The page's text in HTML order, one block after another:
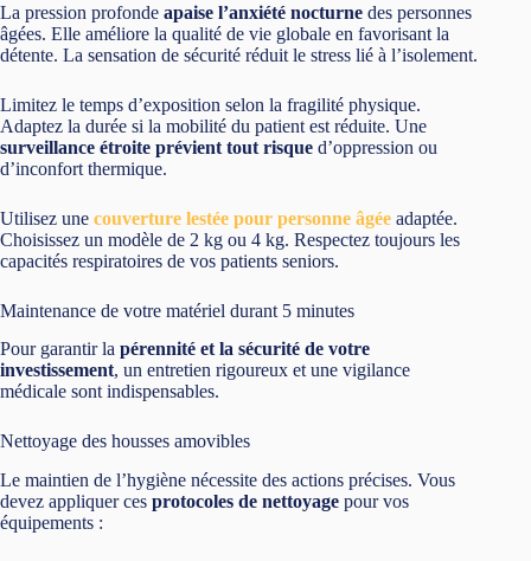
La pression profonde apaise l’anxiété nocturne des personnes
âgées. Elle améliore la qualité de vie globale en favorisant la
détente. La sensation de sécurité réduit le stress lié à l’isolement.
Limitez le temps d’exposition selon la fragilité physique.
Adaptez la durée si la mobilité du patient est réduite. Une
surveillance étroite prévient tout risque d’oppression ou
d’inconfort thermique.
Utilisez une couverture lestée pour personne âgée adaptée.
Choisissez un modèle de 2 kg ou 4 kg. Respectez toujours les
capacités respiratoires de vos patients seniors.
Maintenance de votre matériel durant 5 minutes
Pour garantir la pérennité et la sécurité de votre
investissement, un entretien rigoureux et une vigilance
médicale sont indispensables.
Nettoyage des housses amovibles
Le maintien de l’hygiène nécessite des actions précises. Vous
devez appliquer ces protocoles de nettoyage pour vos
équipements :